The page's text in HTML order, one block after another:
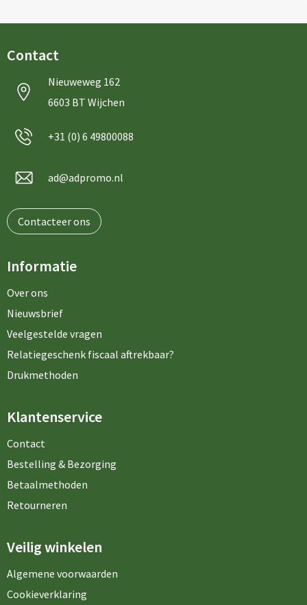
Contact
Nieuweweg 162
6603 BT Wijchen
+31 (0) 6 49800088
ad@adpromo.nl
Contacteer ons
Informatie
Over ons
Nieuwsbrief
Veelgestelde vragen
Relatiegeschenk fiscaal aftrekbaar?
Drukmethoden
Klantenservice
Contact
Bestelling & Bezorging
Betaalmethoden
Retourneren
Veilig winkelen
Algemene voorwaarden
Cookieverklaring